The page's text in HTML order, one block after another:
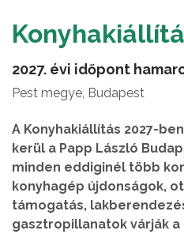
2027. évi időpont
Pest megye, Budapest
A Konyhakiállítás 2027-
kerül a Papp László
minden eddiginél több
konyhagép újdonságok,
támogatás,
gasztropillanatok várják